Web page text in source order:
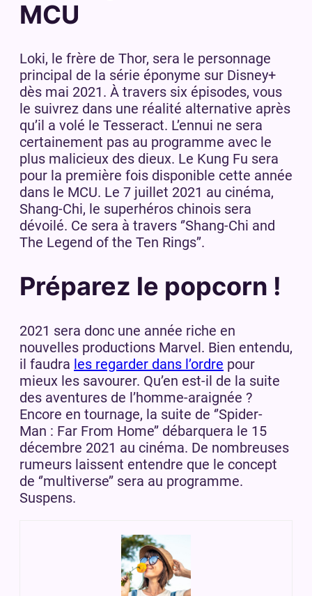
MCU
Loki, le frère de Thor, sera le personnage
principal de la série éponyme sur Disney+
dès mai 2021. À travers six épisodes, vous
le suivrez dans une réalité alternative après
qu’il a volé le Tesseract. L’ennui ne sera
certainement pas au programme avec le
plus malicieux des dieux. Le Kung Fu sera
pour la première fois disponible cette année
dans le MCU. Le 7 juillet 2021 au cinéma,
Shang-Chi, le superhéros chinois sera
dévoilé. Ce sera à travers ‘’Shang-Chi and
The Legend of the Ten Rings’’.
Préparez le popcorn !
2021 sera donc une année riche en
nouvelles productions Marvel. Bien entendu,
il faudra les regarder dans l’ordre pour
mieux les savourer. Qu’en est-il de la suite
des aventures de l’homme-araignée ?
Encore en tournage, la suite de ‘’Spider-
Man : Far From Home’’ débarquera le 15
décembre 2021 au cinéma. De nombreuses
rumeurs laissent entendre que le concept
de ‘’multiverse’’ sera au programme.
Suspens.